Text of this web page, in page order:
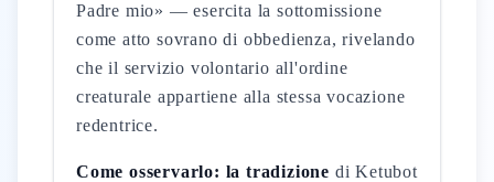
Padre mio» — esercita la sottomissione
come atto sovrano di obbedienza, rivelando
che il servizio volontario all'ordine
creaturale appartiene alla stessa vocazione
redentrice.
Come osservarlo: la tradizione di Ketubot